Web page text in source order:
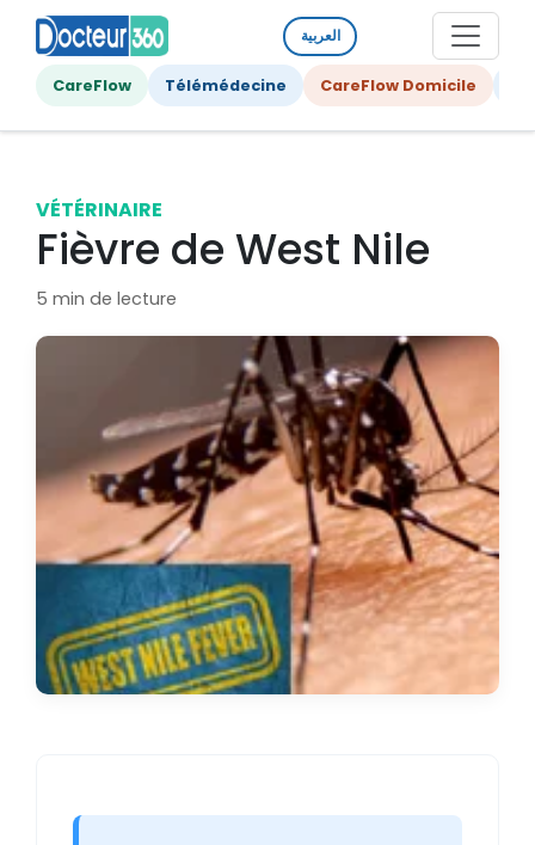
العربية
CareFlow Télémédecine CareFlow Domicile
VÉTÉRINAIRE
Fièvre de West Nile
5 min de lecture